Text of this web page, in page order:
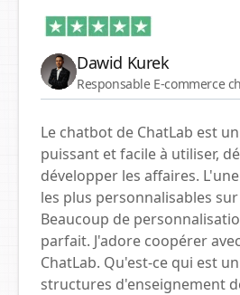
main comment les
concepts comme les
'trading sur marge'
grâce à l'aide de ChatLab.
ChatLab, c'est sa capacité
diverses demandes des
précision remarquable.
Dawid Kurek
Responsable E-commerce
Le chatbot de ChatLab est
puissant et facile à utiliser,
développer les affaires.
les plus personnalisables
Beaucoup de
parfait. J'adore coopérer
ChatLab. Qu'est-ce qui est
structures d'enseignement